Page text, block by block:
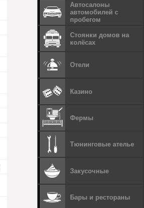
Автосалоны
автомобилей с
пробегом
Стоянки домов на
колёсах
Отели
Казино
Фермы
Тюнинговые ателье
Закусочные
Бары и рестораны